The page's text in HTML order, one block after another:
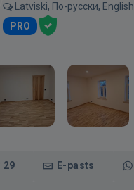
Latviski, По-русски, English
PRO
29 E-pasts